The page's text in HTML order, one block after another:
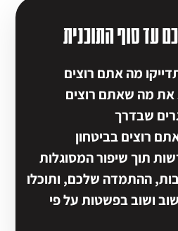
עד סוף התוכנית
מה אתם רוצים
את מה שאתם רוצים
שבדרך
רוצים בביטחון
תוך שיפור המסוגלות
ההתמדה שלכם, ותוכלו
ושוב בפשטות על פי